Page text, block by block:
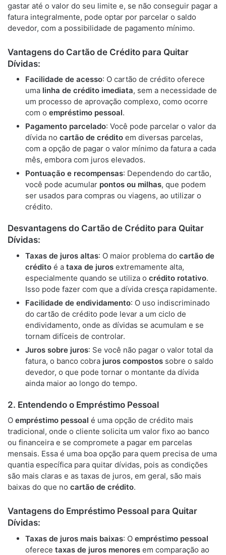
gastar até o valor do seu limite e, se não conseguir pagar a
fatura integralmente, pode optar por parcelar o saldo
devedor, com a possibilidade de pagamento mínimo.
Vantagens do Cartão de Crédito para Quitar
Dívidas:
Facilidade de acesso: O cartão de crédito oferece
uma linha de crédito imediata, sem a necessidade de
um processo de aprovação complexo, como ocorre
com o empréstimo pessoal.
Pagamento parcelado: Você pode parcelar o valor da
dívida no cartão de crédito em diversas parcelas,
com a opção de pagar o valor mínimo da fatura a cada
mês, embora com juros elevados.
Pontuação e recompensas: Dependendo do cartão,
você pode acumular pontos ou milhas, que podem
ser usados para compras ou viagens, ao utilizar o
crédito.
Desvantagens do Cartão de Crédito para Quitar
Dívidas:
Taxas de juros altas: O maior problema do cartão de
crédito é a taxa de juros extremamente alta,
especialmente quando se utiliza o crédito rotativo.
Isso pode fazer com que a dívida cresça rapidamente.
Facilidade de endividamento: O uso indiscriminado
do cartão de crédito pode levar a um ciclo de
endividamento, onde as dívidas se acumulam e se
tornam difíceis de controlar.
Juros sobre juros: Se você não pagar o valor total da
fatura, o banco cobra juros compostos sobre o saldo
devedor, o que pode tornar o montante da dívida
ainda maior ao longo do tempo.
2. Entendendo o Empréstimo Pessoal
O empréstimo pessoal é uma opção de crédito mais
tradicional, onde o cliente solicita um valor fixo ao banco
ou financeira e se compromete a pagar em parcelas
mensais. Essa é uma boa opção para quem precisa de uma
quantia específica para quitar dívidas, pois as condições
são mais claras e as taxas de juros, em geral, são mais
baixas do que no cartão de crédito.
Vantagens do Empréstimo Pessoal para Quitar
Dívidas:
Taxas de juros mais baixas: O empréstimo pessoal
oferece taxas de juros menores em comparação ao